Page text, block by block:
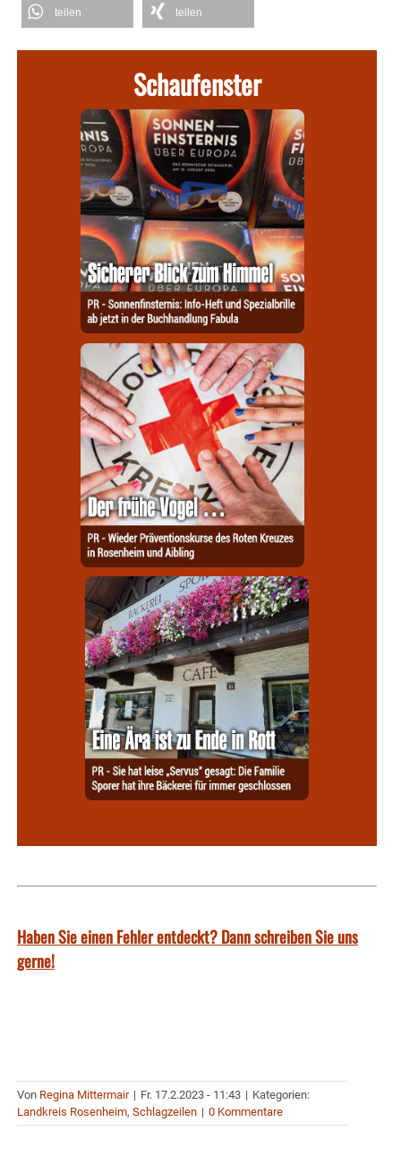
teilen teilen
Schaufenster
Haben Sie einen Fehler entdeckt? Dann schreiben Sie uns
gerne!
Von Regina Mittermair | Fr. 17.2.2023 - 11:43 | Kategorien:
Landkreis Rosenheim, Schlagzeilen | 0 Kommentare